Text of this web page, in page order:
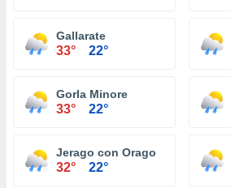
Gallarate
33° 22°
Gorla Minore
33° 22°
Jerago con Orago
32° 22°